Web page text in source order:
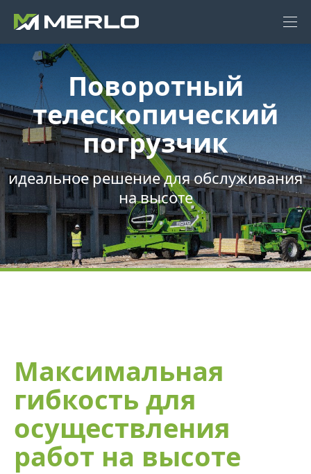
Поворотный
телескопический
погрузчик
идеальное решение для обслуживания
на высоте
Максимальная
гибкость для
осуществления
работ на высоте